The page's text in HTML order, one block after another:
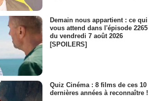
Demain nous appartient : ce qui
vous attend dans l'épisode 2265
du vendredi 7 août 2026
[SPOILERS]
Quiz Cinéma : 8 films de ces 10
dernières années à reconnaître !